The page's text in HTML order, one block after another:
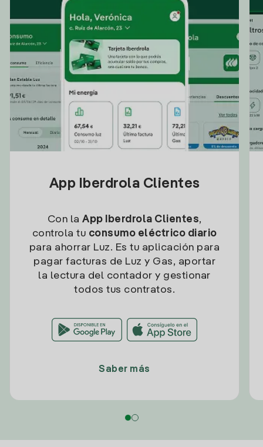
App Iberdrola Clientes
Con la App Iberdrola Clientes,
controla tu consumo eléctrico diario
para ahorrar Luz. Es tu aplicación para
pagar facturas de Luz y Gas, aportar
la lectura del contador y gestionar
todos tus contratos.
Saber más